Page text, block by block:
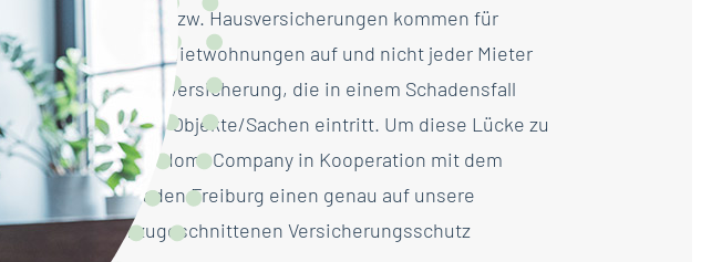
Nicht alle Hausrat- bzw. Hausversicherungen kommen für
Schäden in und an Mietwohnungen auf und nicht jeder Mieter
hat eine Haftpflichtversicherung, die in einem Schadensfall
auch für gemietete Objekte/Sachen eintritt. Um diese Lücke zu
schließen, hat die HomeCompany in Kooperation mit dem
FAIRsicherungsladen Freiburg einen genau auf unsere
Anforderungen zugeschnittenen Versicherungsschutz